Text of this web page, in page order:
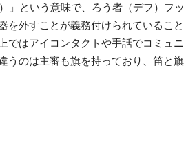
」という意味で、ろう者（デフ）フッ
を外すことが義務付けられていること
ではアイコンタクトや手話でコミュニ
うのは主審も旗を持っており、笛と旗